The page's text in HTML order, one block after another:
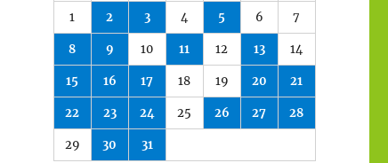
1 2 3 4 5 6 7
8 9 10 11 12 13 14
15 16 17 18 19 20 21
22 23 24 25 26 27 28
29 30 31